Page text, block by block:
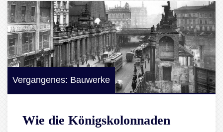
Vergangenes: Bauwerke
Wie die Königskolonnaden